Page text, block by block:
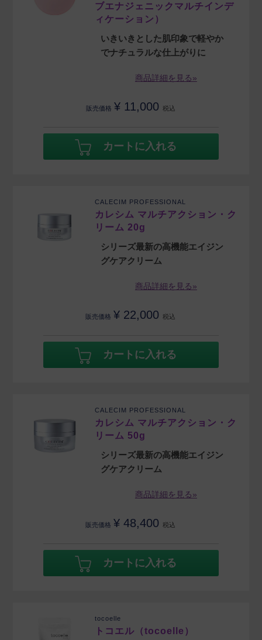
ブエナジェニックマルチインデ
ィケーション）
いきいきとした肌印象で軽やか
でナチュラルな仕上がりに
商品詳細を見る»
販売価格 ¥ 11,000 税込
カートに入れる
CALECIM PROFESSIONAL
カレシム マルチアクション・ク
リーム 20g
シリーズ最新の高機能エイジン
グケアクリーム
商品詳細を見る»
販売価格 ¥ 22,000 税込
カートに入れる
CALECIM PROFESSIONAL
カレシム マルチアクション・ク
リーム 50g
シリーズ最新の高機能エイジン
グケアクリーム
商品詳細を見る»
販売価格 ¥ 48,400 税込
カートに入れる
tocoelle
トコエル（tocoelle）